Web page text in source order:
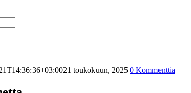
21 toukokuun, 2025|0 Kommenttia